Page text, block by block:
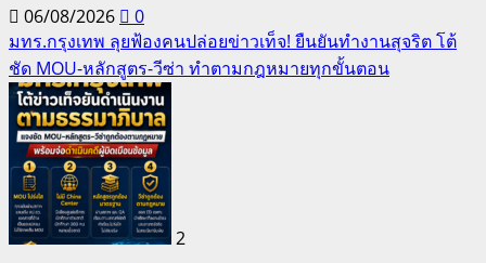
06/08/2026
0
มทร.กรุงเทพ ลุยฟ้องคนปล่อยข่าวเท็จ! ยืนยันทำงานสุจริต โต้
ชัด MOU-หลักสูตร-วีซ่า ทำตามกฎหมายทุกขั้นตอน
2